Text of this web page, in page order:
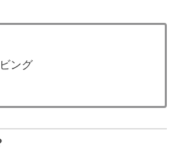
ング